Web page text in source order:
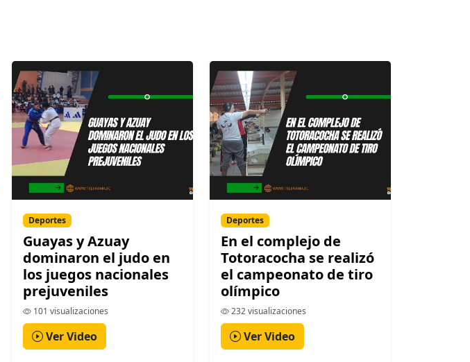
Deportes
Guayas y Azuay
dominaron el judo en
los juegos nacionales
prejuveniles
101 visualizaciones
Ver Video
Deportes
En el complejo de
Totoracocha se realizó
el campeonato de tiro
olímpico
232 visualizaciones
Ver Video